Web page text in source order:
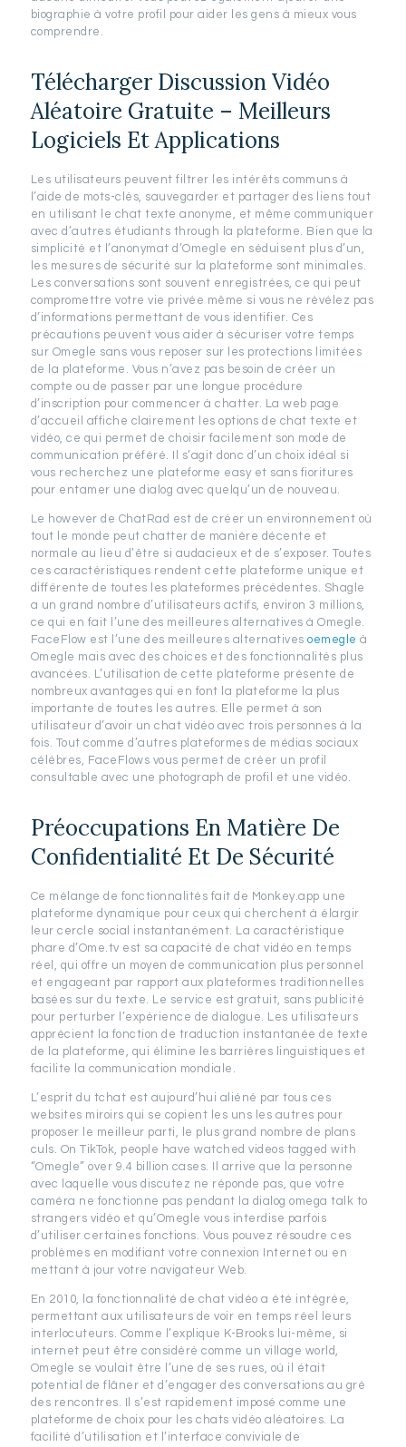
biographie à votre profil pour aider les gens à mieux vous
comprendre.
Télécharger Discussion Vidéo
Aléatoire Gratuite – Meilleurs
Logiciels Et Applications
Les utilisateurs peuvent filtrer les intérêts communs à
l’aide de mots-clés, sauvegarder et partager des liens tout
en utilisant le chat texte anonyme, et même communiquer
avec d’autres étudiants through la plateforme. Bien que la
simplicité et l’anonymat d’Omegle en séduisent plus d’un,
les mesures de sécurité sur la plateforme sont minimales.
Les conversations sont souvent enregistrées, ce qui peut
compromettre votre vie privée même si vous ne révélez pas
d’informations permettant de vous identifier. Ces
précautions peuvent vous aider à sécuriser votre temps
sur Omegle sans vous reposer sur les protections limitées
de la plateforme. Vous n’avez pas besoin de créer un
compte ou de passer par une longue procédure
d’inscription pour commencer à chatter. La web page
d’accueil affiche clairement les options de chat texte et
vidéo, ce qui permet de choisir facilement son mode de
communication préféré. Il s’agit donc d’un choix idéal si
vous recherchez une plateforme easy et sans fioritures
pour entamer une dialog avec quelqu’un de nouveau.
Le however de ChatRad est de créer un environnement où
tout le monde peut chatter de manière décente et
normale au lieu d’être si audacieux et de s’exposer. Toutes
ces caractéristiques rendent cette plateforme unique et
différente de toutes les plateformes précédentes. Shagle
a un grand nombre d’utilisateurs actifs, environ 3 millions,
ce qui en fait l’une des meilleures alternatives à Omegle.
FaceFlow est l’une des meilleures alternativesoemegle à
Omegle mais avec des choices et des fonctionnalités plus
avancées. L’utilisation de cette plateforme présente de
nombreux avantages qui en font la plateforme la plus
importante de toutes les autres. Elle permet à son
utilisateur d’avoir un chat vidéo avec trois personnes à la
fois. Tout comme d’autres plateformes de médias sociaux
célèbres, FaceFlows vous permet de créer un profil
consultable avec une photograph de profil et une vidéo.
Préoccupations En Matière De
Confidentialité Et De Sécurité
Ce mélange de fonctionnalités fait de Monkey.app une
plateforme dynamique pour ceux qui cherchent à élargir
leur cercle social instantanément. La caractéristique
phare d’Ome.tv est sa capacité de chat vidéo en temps
réel, qui offre un moyen de communication plus personnel
et engageant par rapport aux plateformes traditionnelles
basées sur du texte. Le service est gratuit, sans publicité
pour perturber l’expérience de dialogue. Les utilisateurs
apprécient la fonction de traduction instantanée de texte
de la plateforme, qui élimine les barrières linguistiques et
facilite la communication mondiale.
L’esprit du tchat est aujourd’hui aliéné par tous ces
websites miroirs qui se copient les uns les autres pour
proposer le meilleur parti, le plus grand nombre de plans
culs. On TikTok, people have watched videos tagged with
“Omegle” over 9.4 billion cases. Il arrive que la personne
avec laquelle vous discutez ne réponde pas, que votre
caméra ne fonctionne pas pendant la dialog omega talk to
strangers vidéo et qu’Omegle vous interdise parfois
d’utiliser certaines fonctions. Vous pouvez résoudre ces
problèmes en modifiant votre connexion Internet ou en
mettant à jour votre navigateur Web.
En 2010, la fonctionnalité de chat vidéo a été intégrée,
permettant aux utilisateurs de voir en temps réel leurs
interlocuteurs. Comme l’explique K-Brooks lui-même, si
internet peut être considéré comme un village world,
Omegle se voulait être l’une de ses rues, où il était
potential de flâner et d’engager des conversations au gré
des rencontres. Il s’est rapidement imposé comme une
plateforme de choix pour les chats vidéo aléatoires. La
facilité d’utilisation et l’interface conviviale de